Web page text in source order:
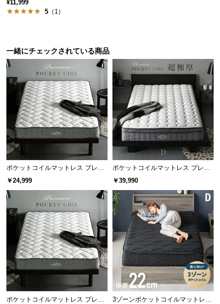
キ
ル
い
て
保
証
規
約
に
つ
て
ウレタンの厚み 2㎝
質の高い眠りを生むポケットコイル
コイルの数を増やすことでフィット感UP！一つ一つ
のコイルが身体を「点」で支えてくれます。
¥11,999
5 （1）
一緒にチェックされている商品
ポケットコイルマットレス プレミ
アム 厚さ20cm SD
￥24,999
ポケットコイルマットレス プレミ
アム 超極厚 厚さ25cm D
￥39,990
ポケットコイルマットレス プレミ
3ゾーンポケットコイルマットレス